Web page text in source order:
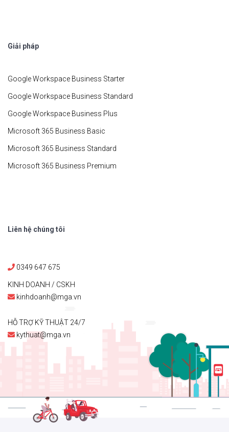
Giải pháp
Google Workspace Business Starter
Google Workspace Business Standard
Google Workspace Business Plus
Microsoft 365 Business Basic
Microsoft 365 Business Standard
Microsoft 365 Business Premium
Liên hệ chúng tôi
0349 647 675
KINH DOANH / CSKH
kinhdoanh@mga.vn
HỖ TRỢ KỸ THUẬT 24/7
kythuat@mga.vn